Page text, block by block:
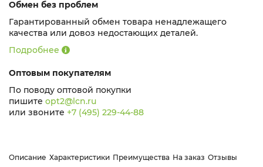
Обмен без проблем
Гарантированный обмен товара ненадлежащего
качества или довоз недостающих деталей.
Подробнее
Оптовым покупателям
По поводу оптовой покупки
пишите opt2@lcn.ru
или звоните +7 (495) 229-44-88
Описание Характеристики Преимущества На заказ Отзывы